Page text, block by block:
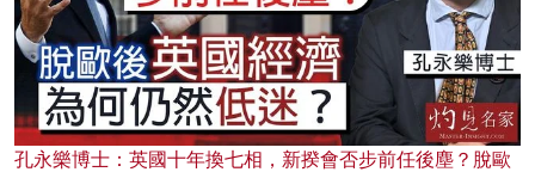
孔永樂博士：英國十年換七相，新揆會否步前任後塵？脫歐